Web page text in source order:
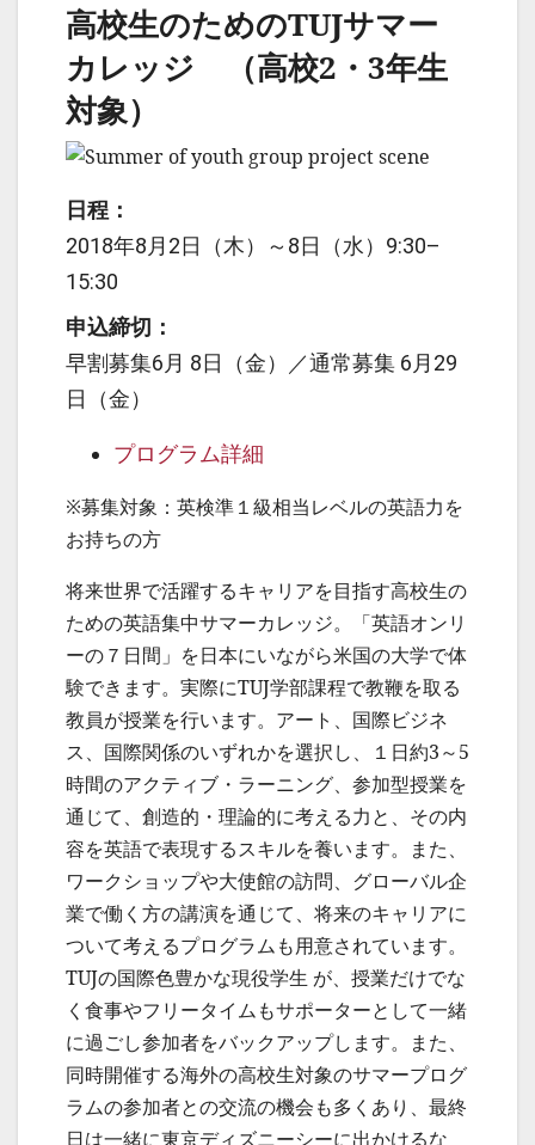
高校生のためのTUJサマー
カレッジ （高校2・3年生
対象）
日程：
2018年8月2日（木）～8日（水）9:30–
15:30
申込締切：
早割募集6月 8日（金）／通常募集 6月29
日（金）
プログラム詳細
※募集対象：英検準１級相当レベルの英語力を
お持ちの方
将来世界で活躍するキャリアを目指す高校生の
ための英語集中サマーカレッジ。「英語オンリ
ーの７日間」を日本にいながら米国の大学で体
験できます。実際にTUJ学部課程で教鞭を取る
教員が授業を行います。アート、国際ビジネ
ス、国際関係のいずれかを選択し、１日約3～5
時間のアクティブ・ラーニング、参加型授業を
通じて、創造的・理論的に考える力と、その内
容を英語で表現するスキルを養います。また、
ワークショップや大使館の訪問、グローバル企
業で働く方の講演を通じて、将来のキャリアに
ついて考えるプログラムも用意されています。
TUJの国際色豊かな現役学生 が、授業だけでな
く食事やフリータイムもサポーターとして一緒
に過ごし参加者をバックアップします。また、
同時開催する海外の高校生対象のサマープログ
ラムの参加者との交流の機会も多くあり、最終
日は一緒に東京ディズニーシーに出かけるな